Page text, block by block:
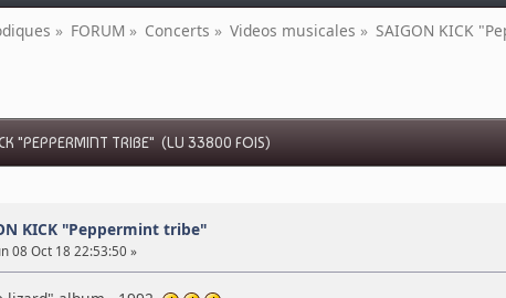
» FORUM » Concerts » Videos musicales » SAIGON KICK
"PEPPERMINT TRIBE" (LU 33800 FOIS)
KICK "Peppermint tribe"
08 Oct 18 22:53:50 »